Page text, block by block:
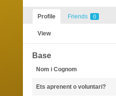
Profile Friends 0
View
Base
Nom i Cognom
Ets aprenent o voluntari?